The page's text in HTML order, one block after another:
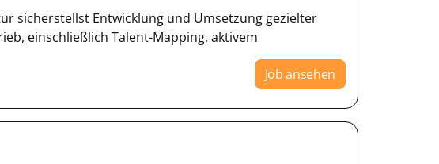
sicherstellst Entwicklung und Umsetzung gezielter
einschließlich Talent-Mapping, aktivem
Job ansehen